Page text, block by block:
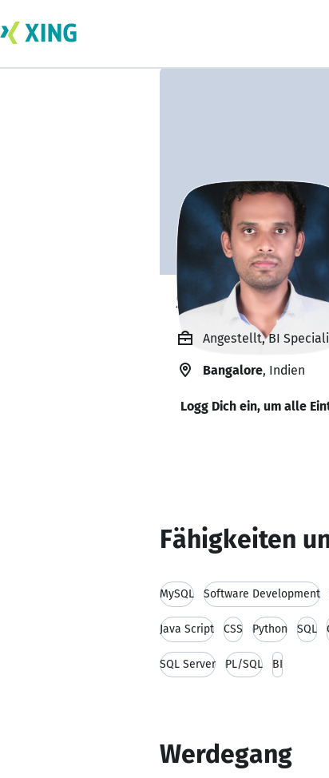
Sridhar
Angestellt, BI
Bangalore, Indien
Logg Dich ein, um alle
Fähigkeiten
MySQL Software Development
Java Script CSS Python SQL
SQL Server PL/SQL BI
Werdegang